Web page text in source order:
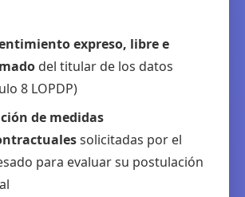
expreso, libre e
del titular de los datos
8 LOPDP)
de medidas
solicitadas por el
para evaluar su postulación